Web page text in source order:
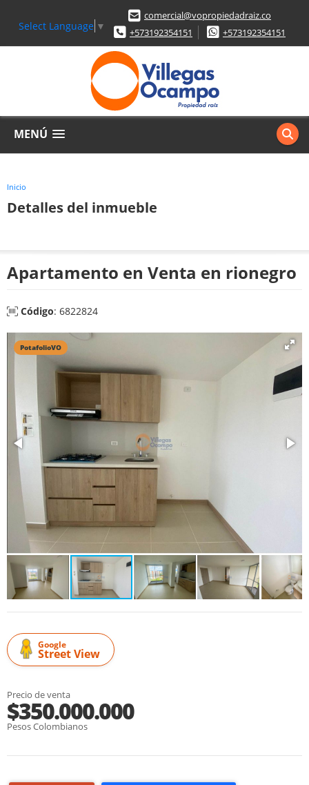
Select Language ▼
comercial@vopropiedadraiz.co
+573192354151
+573192354151
MENÚ
Inicio
Detalles del inmueble
Apartamento en Venta en rionegro
Código: 6822824
PotafolioVO
Google
Street View
Precio de venta
$350.000.000
Pesos Colombianos